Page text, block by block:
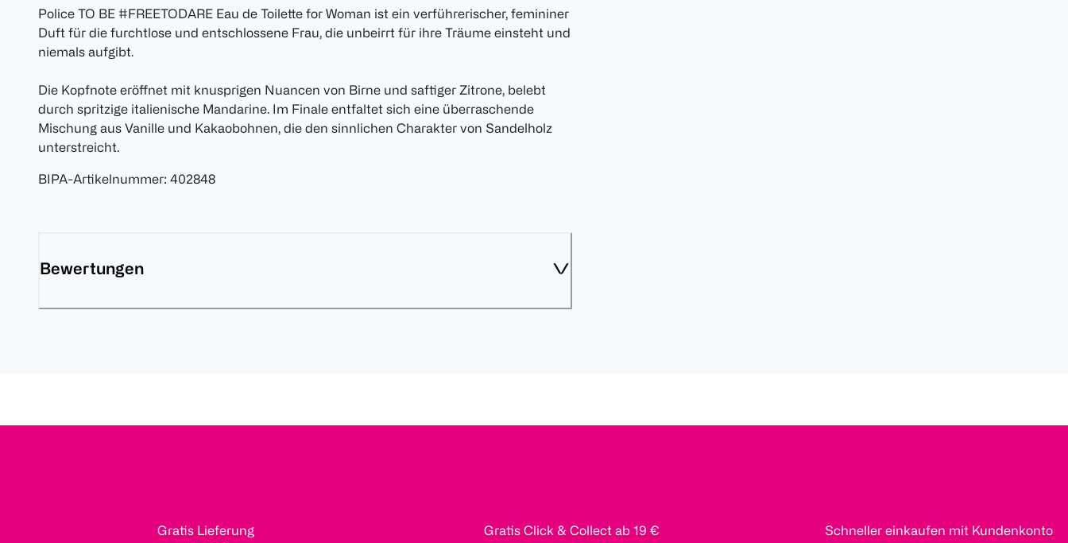
Police TO BE #FREETODARE Eau de Toilette for Woman ist ein verführerischer, femininer
Duft für die furchtlose und entschlossene Frau, die unbeirrt für ihre Träume einsteht und
niemals aufgibt.
Die Kopfnote eröffnet mit knusprigen Nuancen von Birne und saftiger Zitrone, belebt
durch spritzige italienische Mandarine. Im Finale entfaltet sich eine überraschende
Mischung aus Vanille und Kakaobohnen, die den sinnlichen Charakter von Sandelholz
unterstreicht.
BIPA-Artikelnummer: 402848
Bewertungen
Gratis Lieferung
Gratis Click & Collect ab 19 € Schneller einkaufen mit Kundenkonto